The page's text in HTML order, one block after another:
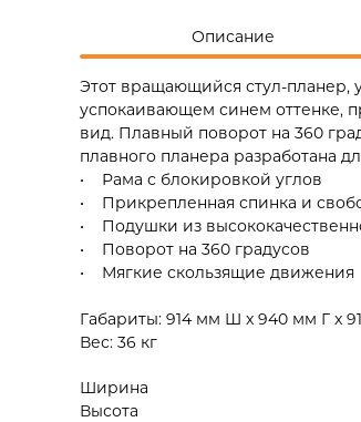
Описание
Этот вращающийся стул-планер,
успокаивающем синем оттенке,
вид. Плавный поворот на 360
плавного планера разработана
• Рама с блокировкой углов
• Прикрепленная спинка и
• Подушки из
• Поворот на 360 градусов
• Мягкие скользящие движения
Габариты: 914 мм Ш x 940 мм Г x
Вес: 36 кг
Ширина
Высота